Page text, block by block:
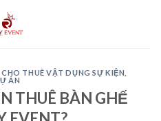
,CHO THUÊ VẬT DỤNG SỰ KIỆN
ÁN
THUÊ BÀN GHẾ